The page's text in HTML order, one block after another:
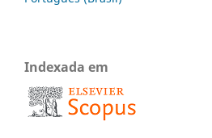
Indexada em